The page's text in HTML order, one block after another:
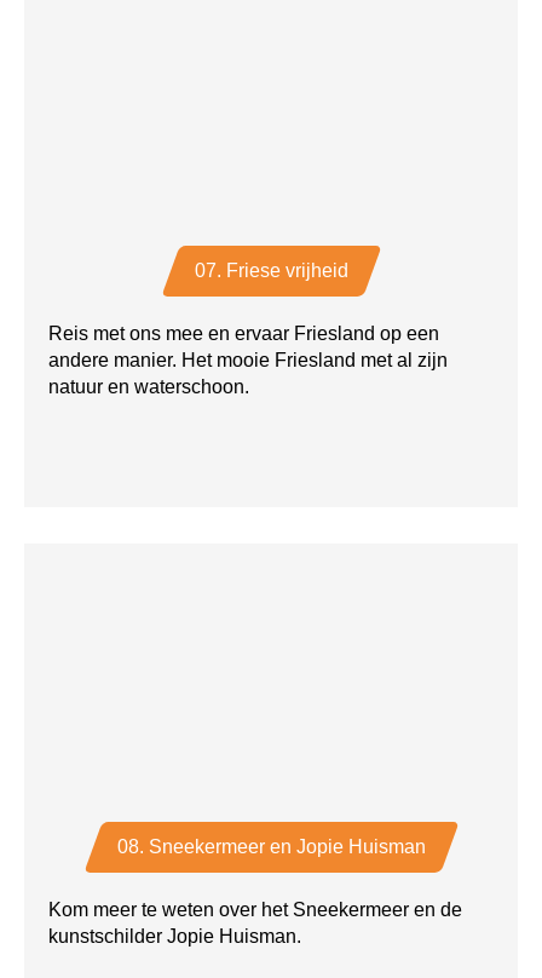
07. Friese vrijheid
Reis met ons mee en ervaar Friesland op een
andere manier. Het mooie Friesland met al zijn
natuur en waterschoon.
08. Sneekermeer en Jopie Huisman
Kom meer te weten over het Sneekermeer en de
kunstschilder Jopie Huisman.